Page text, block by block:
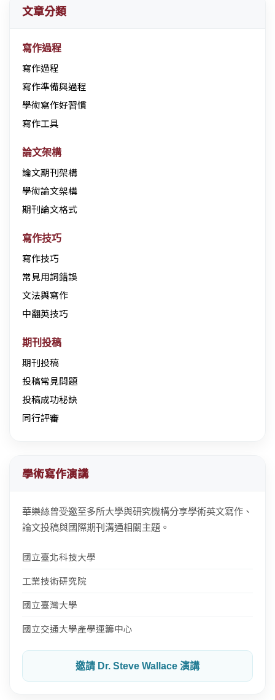
文章分類
寫作過程
寫作過程
寫作準備與過程
學術寫作好習慣
寫作工具
論文架構
論文期刊架構
學術論文架構
期刊論文格式
寫作技巧
寫作技巧
常見用詞錯誤
文法與寫作
中翻英技巧
期刊投稿
期刊投稿
投稿常見問題
投稿成功秘訣
同行評審
學術寫作演講
華樂絲曾受邀至多所大學與研究機構分享學術英文寫作、
論文投稿與國際期刊溝通相關主題。
國立臺北科技大學
工業技術研究院
國立臺灣大學
國立交通大學產學運籌中心
邀請 Dr. Steve Wallace 演講